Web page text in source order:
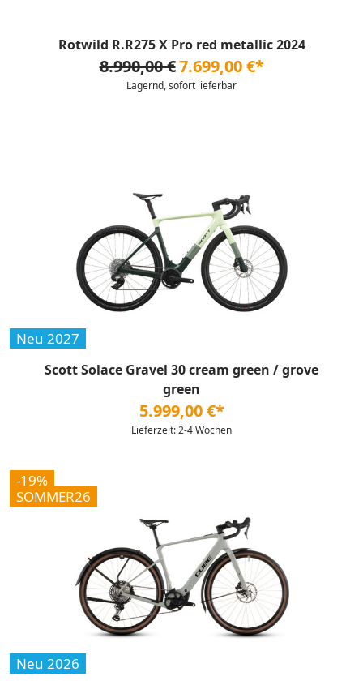
Rotwild R.R275 X Pro red metallic 2024
8.990,00 €7.699,00 €*
Lagernd, sofort lieferbar
Neu 2027
Scott Solace Gravel 30 cream green / grove
green
5.999,00 €*
Lieferzeit: 2-4 Wochen
-19%
SOMMER26
Neu 2026